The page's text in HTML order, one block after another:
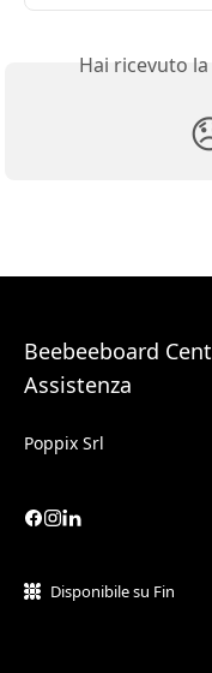
Hai ricevuto
Beebeeboard
Assistenza
Poppix Srl
Disponibile su Fin